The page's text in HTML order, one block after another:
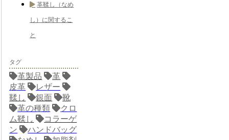
革鞣し（なめ
し）に関するこ
と
タグ
革製品
革
皮革
レザー
鞣し
銀面
靴
革の種類
クロ
ム鞣し
コラーゲ
ン
ハンドバッグ